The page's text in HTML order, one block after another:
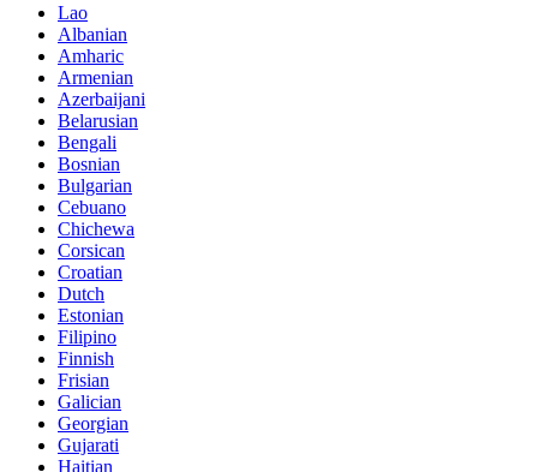
Lao
Albanian
Amharic
Armenian
Azerbaijani
Belarusian
Bengali
Bosnian
Bulgarian
Cebuano
Chichewa
Corsican
Croatian
Dutch
Estonian
Filipino
Finnish
Frisian
Galician
Georgian
Gujarati
Haitian